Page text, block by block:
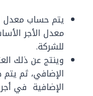
يتم حساب معدل
معدل الأجر
للشركة.
وينتج عن ذلك
الإضافي، ثم
الإضافية في